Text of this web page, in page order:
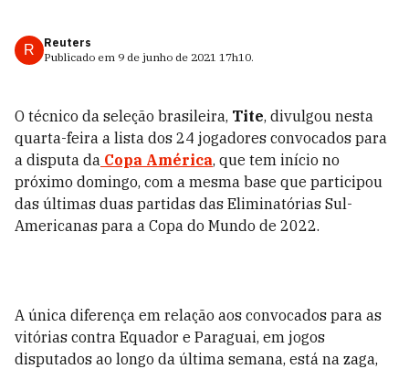
R
Reuters
Publicado em 9 de junho de 2021 17h10.
O técnico da seleção brasileira, Tite, divulgou nesta
quarta-feira a lista dos 24 jogadores convocados para
a disputa da Copa América, que tem início no
próximo domingo, com a mesma base que participou
das últimas duas partidas das Eliminatórias Sul-
Americanas para a Copa do Mundo de 2022.
A única diferença em relação aos convocados para as
vitórias contra Equador e Paraguai, em jogos
disputados ao longo da última semana, está na zaga,